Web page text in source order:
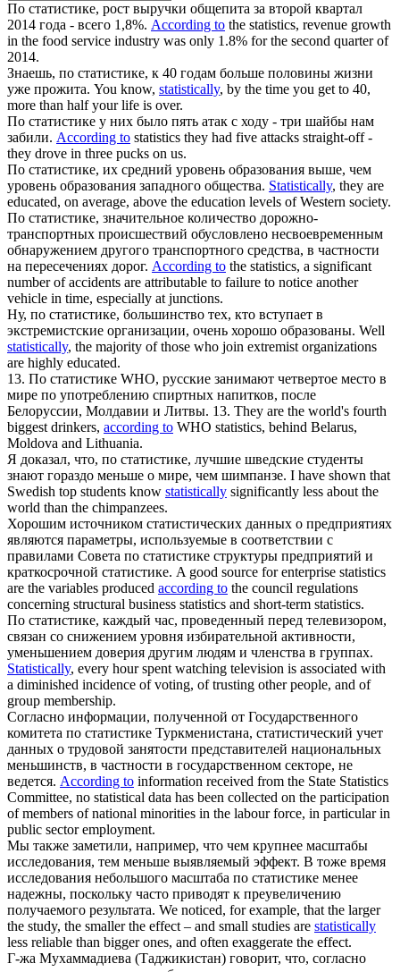
По статистике, рост выручки общепита за второй квартал
2014 года - всего 1,8%. According to the statistics, revenue growth
in the food service industry was only 1.8% for the second quarter of
2014.
Знаешь, по статистике, к 40 годам больше половины жизни
уже прожита. You know, statistically, by the time you get to 40,
more than half your life is over.
По статистике у них было пять атак с ходу - три шайбы нам
забили. According to statistics they had five attacks straight-off -
they drove in three pucks on us.
По статистике, их средний уровень образования выше, чем
уровень образования западного общества. Statistically, they are
educated, on average, above the education levels of Western society.
По статистике, значительное количество дорожно-
транспортных происшествий обусловлено несвоевременным
обнаружением другого транспортного средства, в частности
на пересечениях дорог. According to the statistics, a significant
number of accidents are attributable to failure to notice another
vehicle in time, especially at junctions.
Ну, по статистике, большинство тех, кто вступает в
экстремистские организации, очень хорошо образованы. Well
statistically, the majority of those who join extremist organizations
are highly educated.
13. По статистике WHO, русские занимают четвертое место в
мире по употреблению спиртных напитков, после
Белоруссии, Молдавии и Литвы. 13. They are the world's fourth
biggest drinkers, according to WHO statistics, behind Belarus,
Moldova and Lithuania.
Я доказал, что, по статистике, лучшие шведские студенты
знают гораздо меньше о мире, чем шимпанзе. I have shown that
Swedish top students know statistically significantly less about the
world than the chimpanzees.
Хорошим источником статистических данных о предприятиях
являются параметры, используемые в соответствии с
правилами Совета по статистике структуры предприятий и
краткосрочной статистике. A good source for enterprise statistics
are the variables produced according to the council regulations
concerning structural business statistics and short-term statistics.
По статистике, каждый час, проведенный перед телевизором,
связан со снижением уровня избирательной активности,
уменьшением доверия другим людям и членства в группах.
Statistically, every hour spent watching television is associated with
a diminished incidence of voting, of trusting other people, and of
group membership.
Согласно информации, полученной от Государственного
комитета по статистике Туркменистана, статистический учет
данных о трудовой занятости представителей национальных
меньшинств, в частности в государственном секторе, не
ведется. According to information received from the State Statistics
Committee, no statistical data has been collected on the participation
of members of national minorities in the labour force, in particular in
public sector employment.
Мы также заметили, например, что чем крупнее масштабы
исследования, тем меньше выявляемый эффект. В тоже время
исследования небольшого масштаба по статистике менее
надежны, поскольку часто приводят к преувеличению
получаемого результата. We noticed, for example, that the larger
the study, the smaller the effect – and small studies are statistically
less reliable than bigger ones, and often exaggerate the effect.
Г-жа Мухаммадиева (Таджикистан) говорит, что, согласно